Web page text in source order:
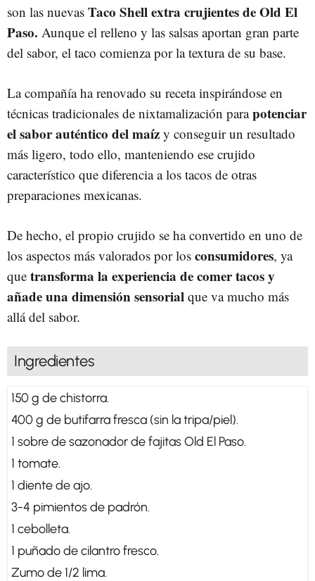
son las nuevas Taco Shell extra crujientes de Old El
Paso. Aunque el relleno y las salsas aportan gran parte
del sabor, el taco comienza por la textura de su base.
La compañía ha renovado su receta inspirándose en
técnicas tradicionales de nixtamalización parapotenciar
el sabor auténtico del maíz y conseguir un resultado
más ligero, todo ello, manteniendo ese crujido
característico que diferencia a los tacos de otras
preparaciones mexicanas.
De hecho, el propio crujido se ha convertido en uno de
los aspectos más valorados por los consumidores, ya
que transforma la experiencia de comer tacos y
añade una dimensión sensorial que va mucho más
allá del sabor.
Ingredientes
150 g de chistorra.
400 g de butifarra fresca (sin la tripa/piel).
1 sobre de sazonador de fajitas Old El Paso.
1 tomate.
1 diente de ajo.
3-4 pimientos de padrón.
1 cebolleta.
1 puñado de cilantro fresco.
Zumo de 1/2 lima.